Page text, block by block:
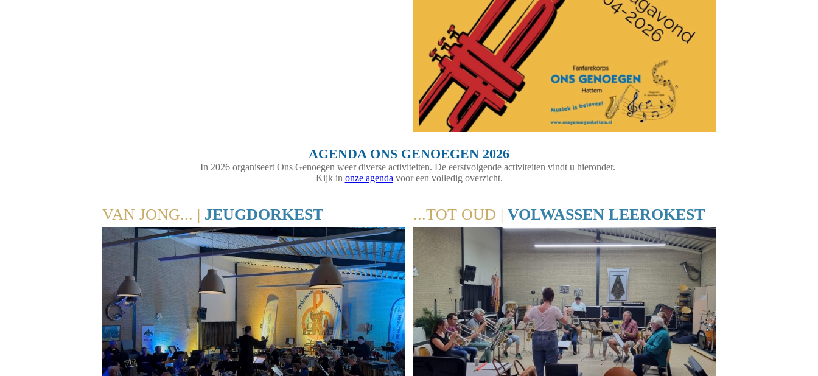
AGENDA ONS GENOEGEN 2026
In 2026 organiseert Ons Genoegen weer diverse activiteiten. De eerstvolgende activiteiten vindt u hieronder.
Kijk in onze agenda voor een volledig overzicht.
VAN JONG... | JEUGDORKEST ...TOT OUD | VOLWASSEN LEEROKEST